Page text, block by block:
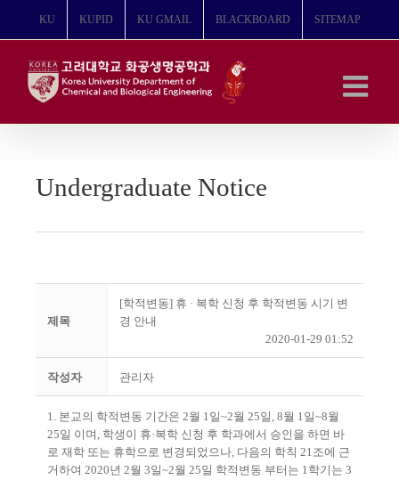
뛰
KU KUPID KU GMAIL BLACKBOARD SITEMAP
Undergraduate Notice
제목
[학적변동] 휴 · 복학 신청 후 학적변동 시기 변
경 안내
2020-01-29 01:52
작성자 관리자
1. 본교의 학적변동 기간은 2월 1일~2월 25일, 8월 1일~8월
25일 이며, 학생이 휴·복학 신청 후 학과에서 승인을 하면 바
로 재학 또는 휴학으로 변경되었으나, 다음의 학칙 21조에 근
거하여 2020년 2월 3일~2월 25일 학적변동 부터는 1학기는 3